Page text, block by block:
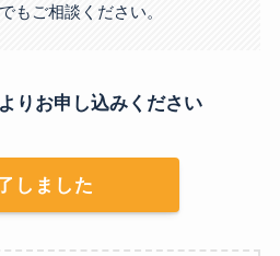
もご相談ください。
りお申し込みください
しました